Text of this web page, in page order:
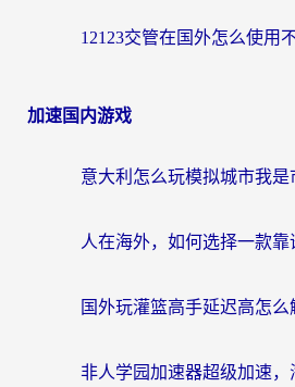
加速国内游戏